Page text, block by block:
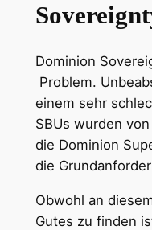
Dominion
Problem.
einem sehr
SBUs wurden
die Dominion
die
Obwohl an
Gutes zu finden